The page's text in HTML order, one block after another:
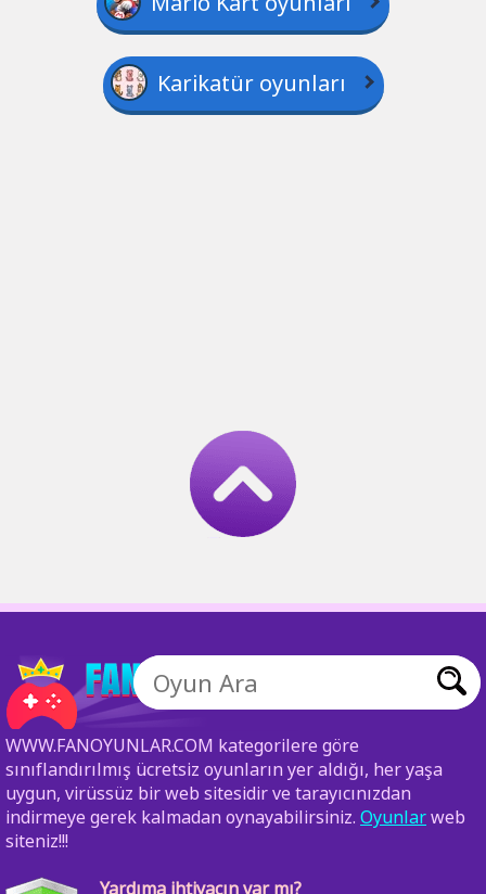
Karikatür oyunları
WWW.FANOYUNLAR.COM kategorilere göre
sınıflandırılmış ücretsiz oyunların yer aldığı, her yaşa
uygun, virüssüz bir web sitesidir ve tarayıcınızdan
indirmeye gerek kalmadan oynayabilirsiniz. Oyunlarweb
siteniz!!!
Yardıma ihtiyacın var mı?